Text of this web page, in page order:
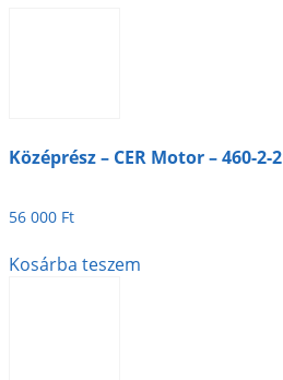
Középrész – CER Motor – 460-2-2
56 000 Ft
Kosárba teszem